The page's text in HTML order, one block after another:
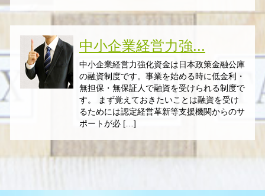
中小企業経営力強...
中小企業経営力強化資金は日本政策金融公庫
の融資制度です。事業を始める時に低金利・
無担保・無保証人で融資を受けられる制度で
す。 まず覚えておきたいことは融資を受け
るためには認定経営革新等支援機関からのサ
ポートが必 […]